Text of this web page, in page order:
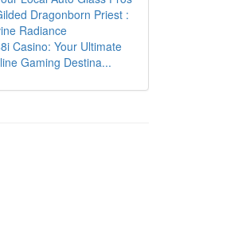
Dragonborn Priest :
Radiance
Casino: Your Ultimate
Gaming Destina...